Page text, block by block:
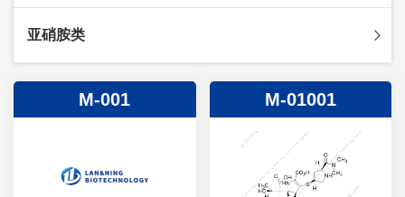
头孢吡肟杂质
头孢地嗪钠杂质
头孢曲松钠杂质
美洛西林杂质
多尼培南杂质
苄丝肼杂质
克拉霉素杂质
克拉维酸钾杂质
杂质对照品
亚硝胺类
M-001 M-01001